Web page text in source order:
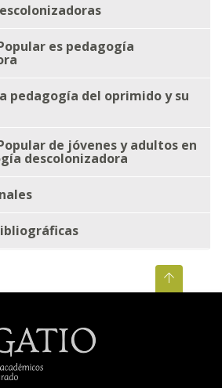
es pedagogía
pedagogía del oprimido y su
de jóvenes y adultos en
descolonizadora